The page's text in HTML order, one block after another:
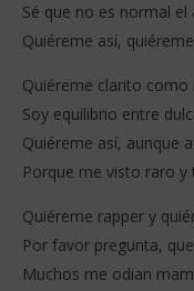
Nanpa Básico –
17
2025
Stone
Sé que no es normal
Quiéreme así,
Quiéreme clarito como
Soy equilibrio entre
Quiéreme así, aunque
Porque me visto raro
Quiéreme rapper y
Por favor pregunta,
Muchos me odian